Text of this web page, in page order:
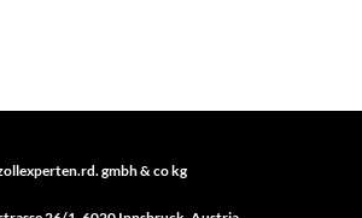
gmbh & co kg